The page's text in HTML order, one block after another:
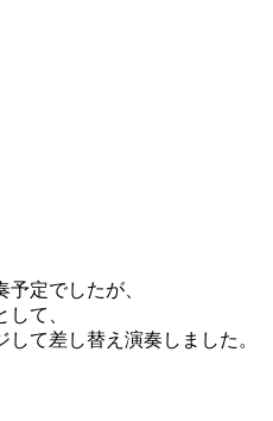
定でしたが、
て、
て差し替え演奏しました。